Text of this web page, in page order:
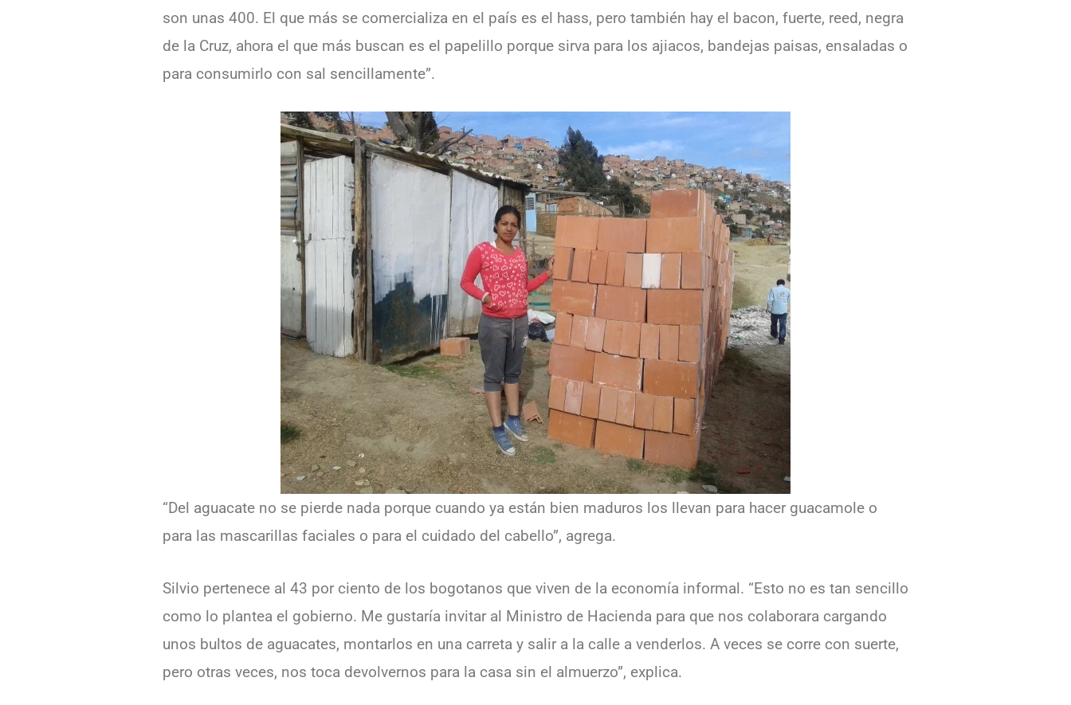
son unas 400. El que más se comercializa en el país es el hass, pero también hay el bacon, fuerte, reed, negra
de la Cruz, ahora el que más buscan es el papelillo porque sirva para los ajiacos, bandejas paisas, ensaladas o
para consumirlo con sal sencillamente”.
“Del aguacate no se pierde nada porque cuando ya están bien maduros los llevan para hacer guacamole o
para las mascarillas faciales o para el cuidado del cabello”, agrega.
Silvio pertenece al 43 por ciento de los bogotanos que viven de la economía informal. “Esto no es tan sencillo
como lo plantea el gobierno. Me gustaría invitar al Ministro de Hacienda para que nos colaborara cargando
unos bultos de aguacates, montarlos en una carreta y salir a la calle a venderlos. A veces se corre con suerte,
pero otras veces, nos toca devolvernos para la casa sin el almuerzo”, explica.